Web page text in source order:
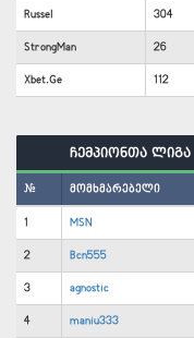
Russel 304
StrongMan 26
Xbet.Ge 112
ჩემპიონთა ლიგა
# მომხმარებელი
1 MSN
2 Bcn555
3 agnostic
4 maniu333